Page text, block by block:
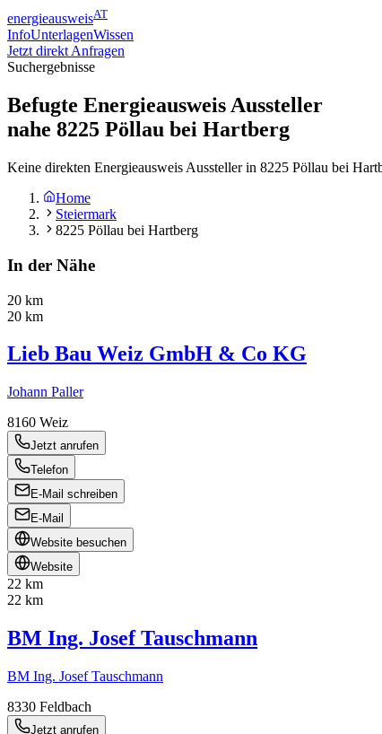
energieausweisAT
InfoUnterlagenWissen
Jetzt direkt Anfragen
Suchergebnisse
Befugte Energieausweis Aussteller
nahe 8225 Pöllau bei Hartberg
Keine direkten Energieausweis Aussteller in 8225 Pöllau bei
Home
Steiermark
8225 Pöllau bei Hartberg
In der Nähe
20 km
20 km
Lieb Bau Weiz GmbH & Co KG
Johann Paller
8160 Weiz
Jetzt anrufen
Telefon
E-Mail schreiben
E-Mail
Website besuchen
Website
22 km
22 km
BM Ing. Josef Tauschmann
BM Ing. Josef Tauschmann
8330 Feldbach
Jetzt anrufen